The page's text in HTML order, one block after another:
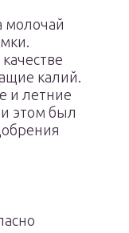
молочай
калий.
и летние
этом был